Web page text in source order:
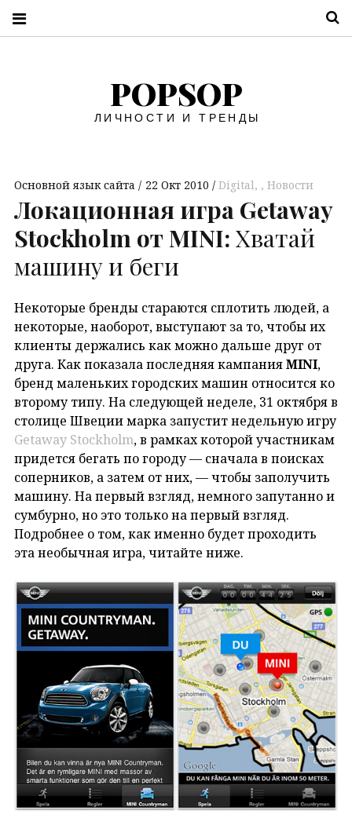
POPSOP
ЛИЧНОСТИ И ТРЕНДЫ
Основной язык сайта 22 Окт 2010 Digital, Новости
Локационная игра Getaway
Stockholm от MINI: Хватай
машину и беги
Некоторые бренды стараются сплотить людей, а
некоторые, наоборот, выступают за то, чтобы их
клиенты держались как можно дальше друг от
друга. Как показала последняя кампанияMINI,
бренд маленьких городских машин относится ко
второму типу. На следующей неделе, 31 октября в
столице Швеции марка запустит недельную игру
Getaway Stockholm, в рамках которой участникам
придется бегать по городу — сначала в поисках
соперников, а затем от них, — чтобы заполучить
машину. На первый взгляд, немного запутанно и
сумбурно, но это только на первый взгляд.
Подробнее о том, как именно будет проходить
эта необычная игра, читайте ниже.